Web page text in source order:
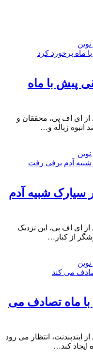
۹ دقایقی پیش با ماه
ای اف پی، محققان و
انبوه زباله و…
سیارک شبیه آدم
ای اف پی، این نزدیک
از کنار…
ماه تصادف می
ایندپندنت، انتظار می رود
ایجاد کند…